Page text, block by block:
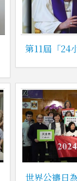
第11屆「24
世界公禱日